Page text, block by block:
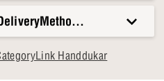
Handdukar